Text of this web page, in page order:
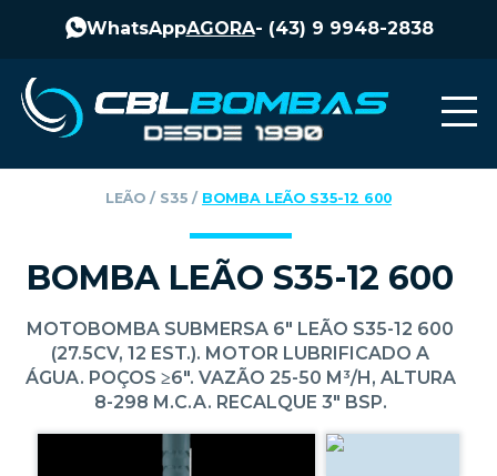
WhatsAppAGORA- (43) 9 9948-2838
LEÃO ‎ / ‎ S35 ‎ / ‎ BOMBA LEÃO S35-12 600
BOMBA LEÃO S35-12 600
MOTOBOMBA SUBMERSA 6" LEÃO S35-12 600
(27.5CV, 12 EST.). MOTOR LUBRIFICADO A
ÁGUA. POÇOS ≥6". VAZÃO 25-50 M³/H, ALTURA
8-298 M.C.A. RECALQUE 3" BSP.